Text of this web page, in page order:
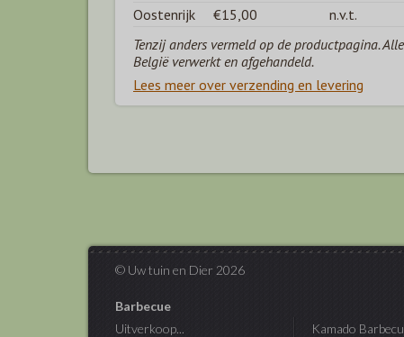
Oostenrijk
€15,00
n.v.t.
Tenzij anders vermeld op de productpagina.
België verwerkt en afgehandeld.
Lees meer over verzending en levering
© Uw tuin en Dier 2026
Barbecue
Uitverkoop...
Kamado